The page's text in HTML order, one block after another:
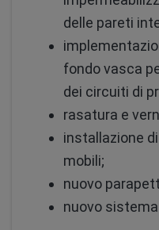
delle pareti
fondo vasca
dei circuiti di
rasatura e
installazione
mobili;
nuovo
nuovo